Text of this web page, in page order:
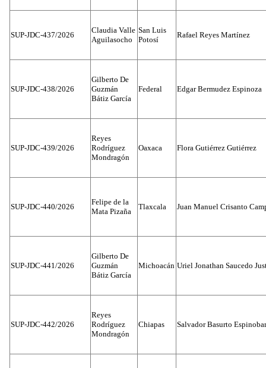
SUP-JDC-437/2026
Claudia Valle
Aguilasocho
San Luis
Potosí
Rafael Reyes Martínez
SUP-JDC-438/2026
Gilberto De
Guzmán
Bátiz García
Federal Edgar Bermudez Espinoza
SUP-JDC-439/2026
Reyes
Rodríguez
Mondragón
Oaxaca Flora Gutiérrez Gutiérrez
SUP-JDC-440/2026
Felipe de la
Mata Pizaña
Tlaxcala Juan Manuel Crisanto
SUP-JDC-441/2026
Gilberto De
Guzmán
Bátiz García
Michoacán Uriel Jonathan Saucedo
SUP-JDC-442/2026
Reyes
Rodríguez
Mondragón
Chiapas Salvador Basurto